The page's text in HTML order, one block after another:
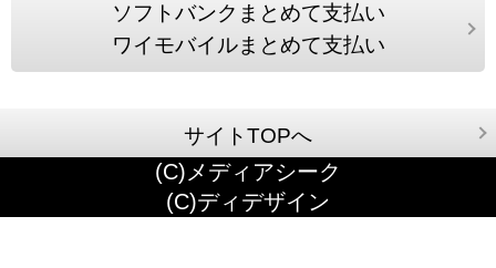
ソフトバンクまとめて支払い
ワイモバイルまとめて支払い
サイトTOPへ
(C)メディアシーク
(C)ディデザイン